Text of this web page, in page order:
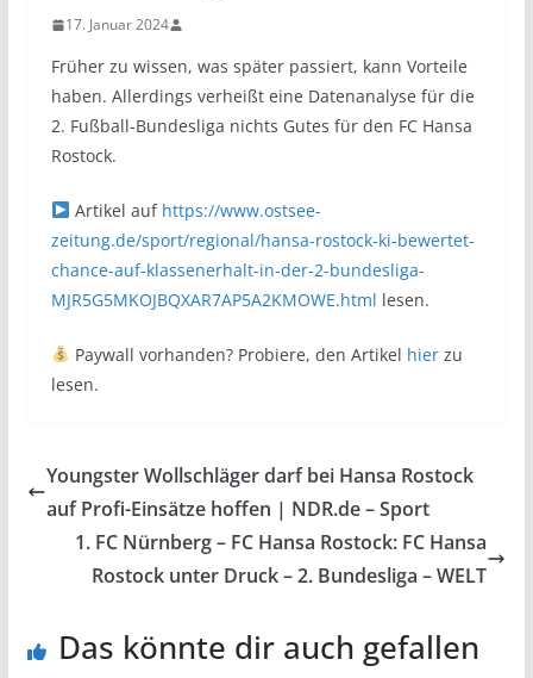
17. Januar 2024
Früher zu wissen, was später passiert, kann Vorteile
haben. Allerdings verheißt eine Datenanalyse für die
2. Fußball-Bundesliga nichts Gutes für den FC Hansa
Rostock.
Artikel auf https://www.ostsee-
zeitung.de/sport/regional/hansa-rostock-ki-bewertet-
chance-auf-klassenerhalt-in-der-2-bundesliga-
MJR5G5MKOJBQXAR7AP5A2KMOWE.html lesen.
Paywall vorhanden? Probiere, den Artikel hierzu
lesen.
Youngster Wollschläger darf bei Hansa Rostock
auf Profi-Einsätze hoffen | NDR.de – Sport
1. FC Nürnberg – FC Hansa Rostock: FC Hansa
Rostock unter Druck – 2. Bundesliga – WELT
Das könnte dir auch gefallen